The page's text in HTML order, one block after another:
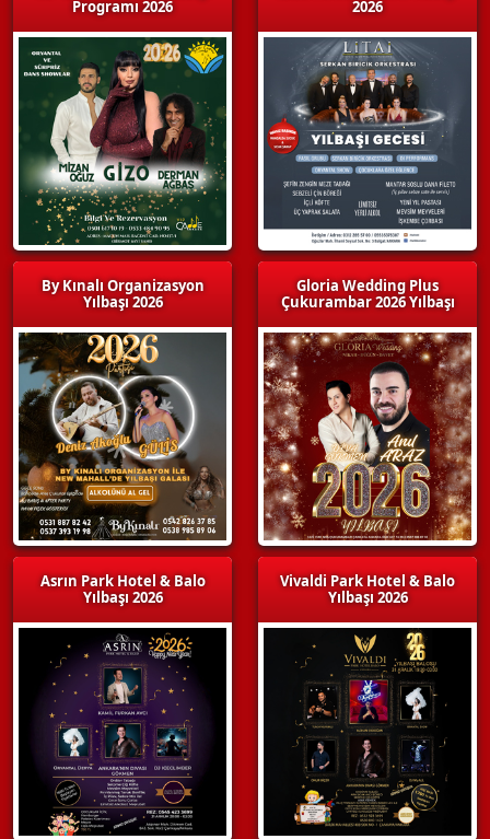
Programı 2026
By Kınalı Organizasyon
Yılbaşı 2026
Asrın Park Hotel & Balo
Yılbaşı 2026
2026
Gloria Wedding Plus
Çukurambar 2026 Yılbaşı
Vivaldi Park Hotel & Balo
Yılbaşı 2026